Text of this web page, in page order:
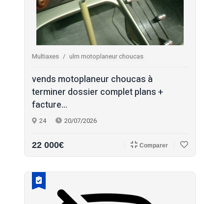
Multiaxes ulm motoplaneur choucas
vends motoplaneur choucas à
terminer dossier complet plans +
facture...
24 20/07/2026
22 000€ Comparer